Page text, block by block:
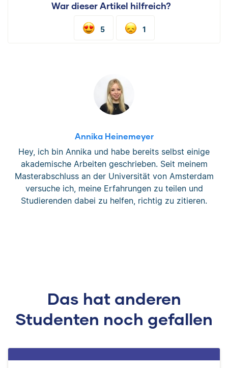
War dieser Artikel hilfreich?
5 1
Annika Heinemeyer
Hey, ich bin Annika und habe bereits selbst einige
akademische Arbeiten geschrieben. Seit meinem
Masterabschluss an der Universität von Amsterdam
versuche ich, meine Erfahrungen zu teilen und
Studierenden dabei zu helfen, richtig zu zitieren.
Das hat anderen
Studenten noch gefallen